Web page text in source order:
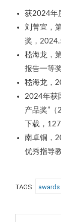
获2024年
刘菁宜，
奖，
嵇海龙，
报告一等
嵇海龙，
2024年获
产品奖”
下载，
南卓铜，
优秀指导
TAGS: awards